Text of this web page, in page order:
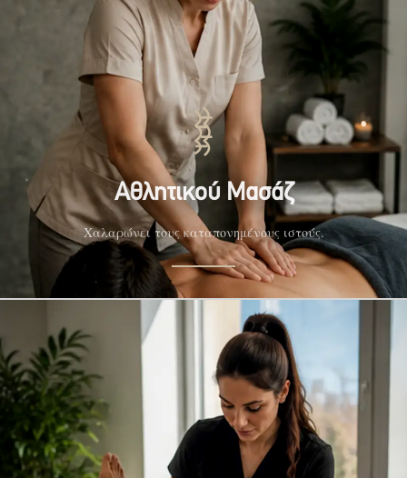
Αθλητικού Μασάζ
Χαλαρώνει τους καταπονημένους ιστούς.